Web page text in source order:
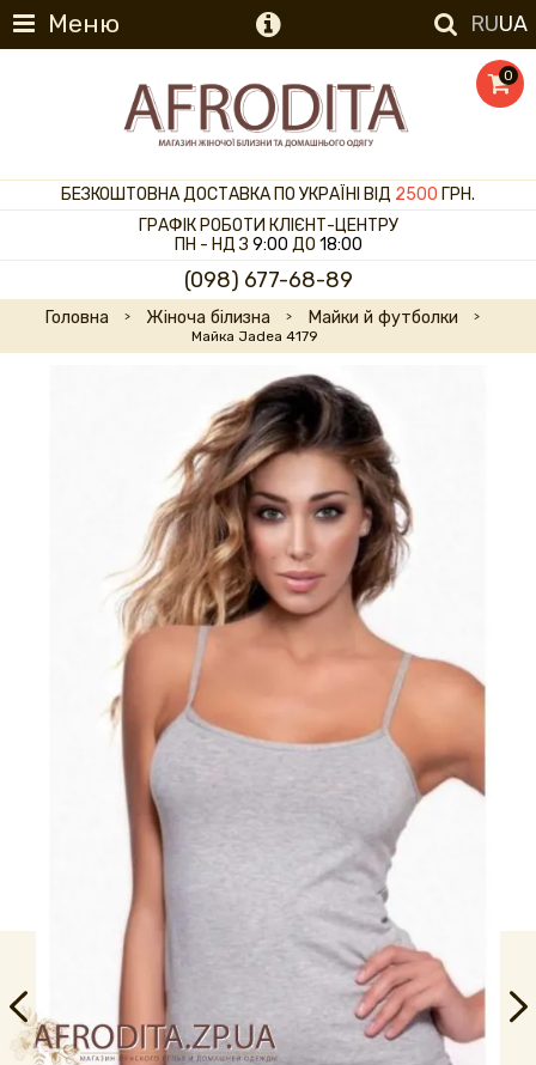
Меню RUUA
0
БЕЗКОШТОВНА ДОСТАВКА ПО УКРАЇНІ ВІД 2500 ГРН.
ГРАФІК РОБОТИ КЛІЄНТ-ЦЕНТРУ
ПН - НД З 9:00 ДО 18:00
(098) 677-68-89
Головна Жіноча білизна Майки й футболки
Майка Jadea 4179